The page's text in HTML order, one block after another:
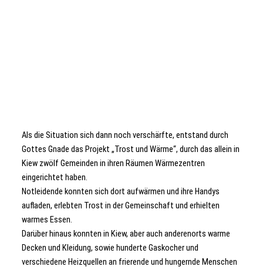
Als die Situation sich dann noch verschärfte, entstand durch
Gottes Gnade das Projekt „Trost und Wärme“, durch das allein in
Kiew zwölf Gemeinden in ihren Räumen Wärmezentren
eingerichtet haben.
Notleidende konnten sich dort aufwärmen und ihre Handys
aufladen, erlebten Trost in der Gemeinschaft und erhielten
warmes Essen.
Darüber hinaus konnten in Kiew, aber auch anderenorts warme
Decken und Kleidung, sowie hunderte Gaskocher und
verschiedene Heizquellen an frierende und hungernde Menschen